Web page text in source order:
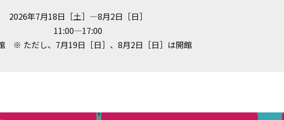
2026年7月18日［土］—8月2日［日］
11:00—17:00
※ ただし、7月19日［日］、8月2日［日］は開館